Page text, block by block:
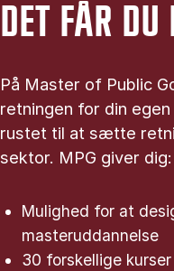
DET FÅR
På Master of Public
retningen for din
rustet til at sætte
sektor. MPG giver dig:
Mulighed for at
masteruddannelse
30 forskellige